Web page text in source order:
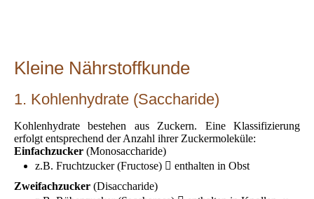
Kleine Nährstoffkunde
1. Kohlenhydrate (Saccharide)
Kohlenhydrate bestehen aus Zuckern. Eine Klassifizierung
erfolgt entsprechend der Anzahl ihrer Zuckermoleküle:
Einfachzucker (Monosaccharide)
z.B. Fruchtzucker (Fructose)  enthalten in Obst
Zweifachzucker (Disaccharide)